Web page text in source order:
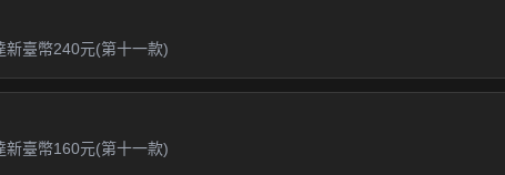
新臺幣240元(第十一款)
新臺幣160元(第十一款)